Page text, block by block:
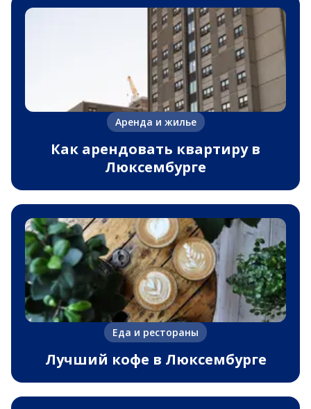
Аренда и жилье
Как арендовать квартиру в
Люксембурге
Еда и рестораны
Лучший кофе в Люксембурге